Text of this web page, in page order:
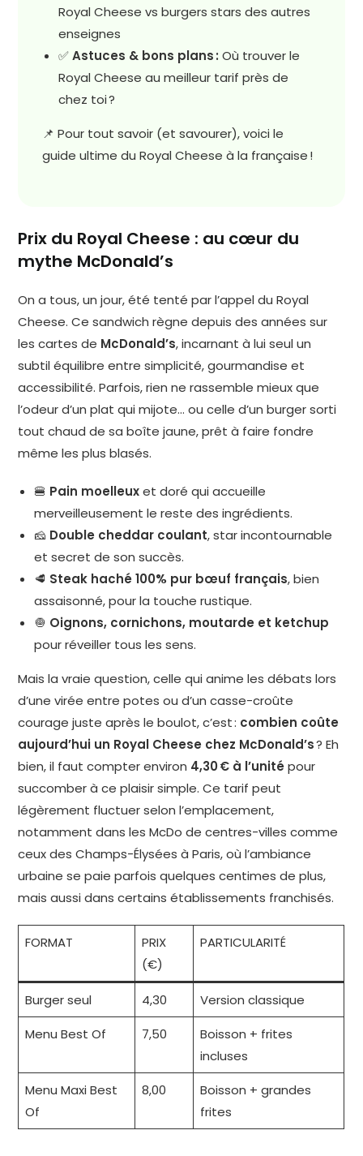
Royal Cheese vs burgers stars des autres
enseignes
✅Astuces & bons plans : Où trouver le
Royal Cheese au meilleur tarif près de
chez toi ?
📌 Pour tout savoir (et savourer), voici le
guide ultime du Royal Cheese à la française !
Prix du Royal Cheese : au cœur du
mythe McDonald’s
On a tous, un jour, été tenté par l’appel du Royal
Cheese. Ce sandwich règne depuis des années sur
les cartes de McDonald’s, incarnant à lui seul un
subtil équilibre entre simplicité, gourmandise et
accessibilité. Parfois, rien ne rassemble mieux que
l’odeur d’un plat qui mijote… ou celle d’un burger sorti
tout chaud de sa boîte jaune, prêt à faire fondre
même les plus blasés.
🍔 Pain moelleuxet doré qui accueille
merveilleusement le reste des ingrédients.
🧀 Double cheddar coulant, star incontournable
et secret de son succès.
🥩 Steak haché 100% pur bœuf français, bien
assaisonné, pour la touche rustique.
🧅 Oignons, cornichons, moutarde et ketchup
pour réveiller tous les sens.
Mais la vraie question, celle qui anime les débats lors
d’une virée entre potes ou d’un casse-croûte
courage juste après le boulot, c’est : combien coûte
aujourd’hui un Royal Cheese chez McDonald’s? Eh
bien, il faut compter environ 4,30 € à l’unité pour
succomber à ce plaisir simple. Ce tarif peut
légèrement fluctuer selon l’emplacement,
notamment dans les McDo de centres-villes comme
ceux des Champs-Élysées à Paris, où l’ambiance
urbaine se paie parfois quelques centimes de plus,
mais aussi dans certains établissements franchisés.
FORMAT
PRIX
(€)
PARTICULARITÉ
Burger seul 4,30
Version classique
Menu Best Of
7,50
Boisson + frites
incluses
Menu Maxi Best
Of
8,00
Boisson + grandes
frites